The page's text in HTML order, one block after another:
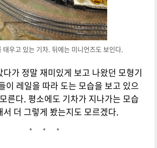
태우고 있는 기차. 뒤에는 미니언즈도 보인다.
다가 정말 재미있게 보고 나왔던 모형기
이 레일을 따라 도는 모습을 보고 있으
른다. 평소에도 기차가 지나가는 모습
서 더 그렇게 봤는지도 모르겠다.